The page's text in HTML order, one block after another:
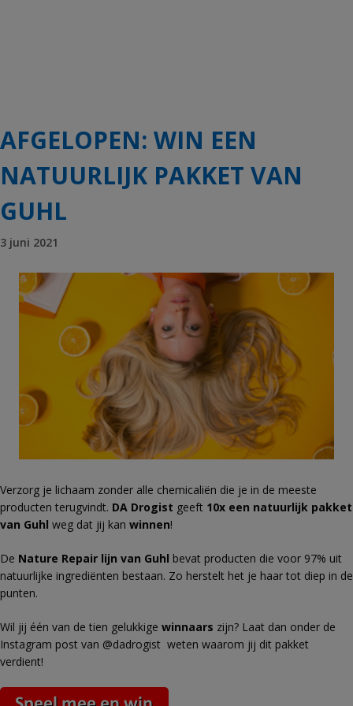
AFGELOPEN: WIN EEN
NATUURLIJK PAKKET VAN
GUHL
3 juni 2021
Verzorg je lichaam zonder alle chemicaliën die je in de meeste
producten terugvindt. DA Drogist geeft 10x een natuurlijk pakket
van Guhl weg dat jij kan winnen!
De Nature Repair lijn van Guhl bevat producten die voor 97% uit
natuurlijke ingrediënten bestaan. Zo herstelt het je haar tot diep in de
punten.
Wil jij één van de tien gelukkige winnaars zijn? Laat dan onder de
Instagram post van @dadrogist weten waarom jij dit pakket
verdient!